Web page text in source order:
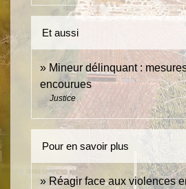
Et aussi
Mineur délinquant :
encourues
Justice
Pour en savoir plus
Réagir face aux violences